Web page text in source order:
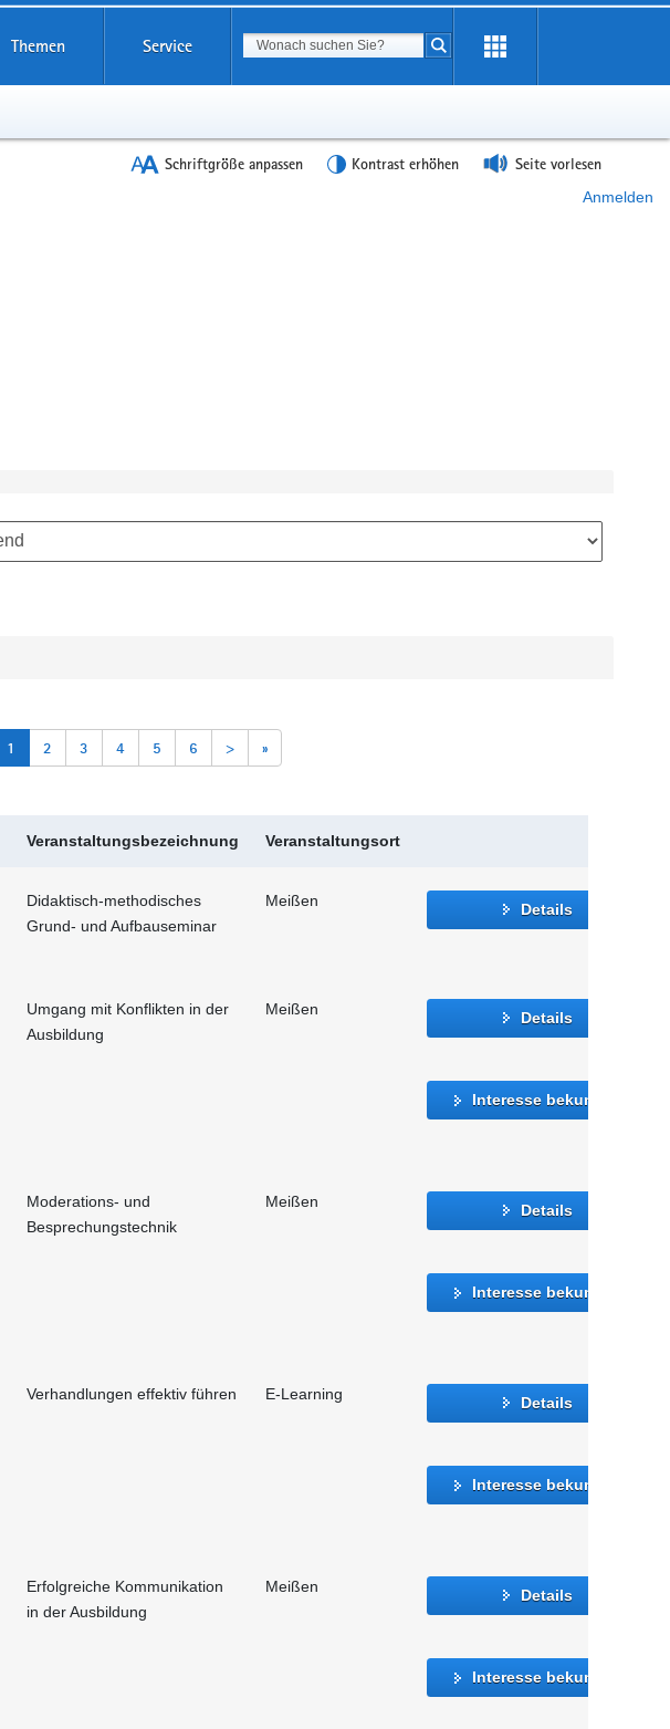
Themen Service Suchbegriff
Suche starten
Schriftgröße anpassen Kontrast erhöhen Seite vorlesen
Anmelden
1 2 3 4 5 6 > »
Veranstaltungsbezeichnung Veranstaltungsort
Didaktisch-methodisches
Grund- und Aufbauseminar
Meißen Details
Umgang mit Konflikten in der
Ausbildung
Meißen Details
Interesse bekunden
Moderations- und
Besprechungstechnik
Meißen Details
Interesse bekunden
Verhandlungen effektiv führen E-Learning Details
Interesse bekunden
Erfolgreiche Kommunikation
in der Ausbildung
Meißen Details
Interesse bekunden